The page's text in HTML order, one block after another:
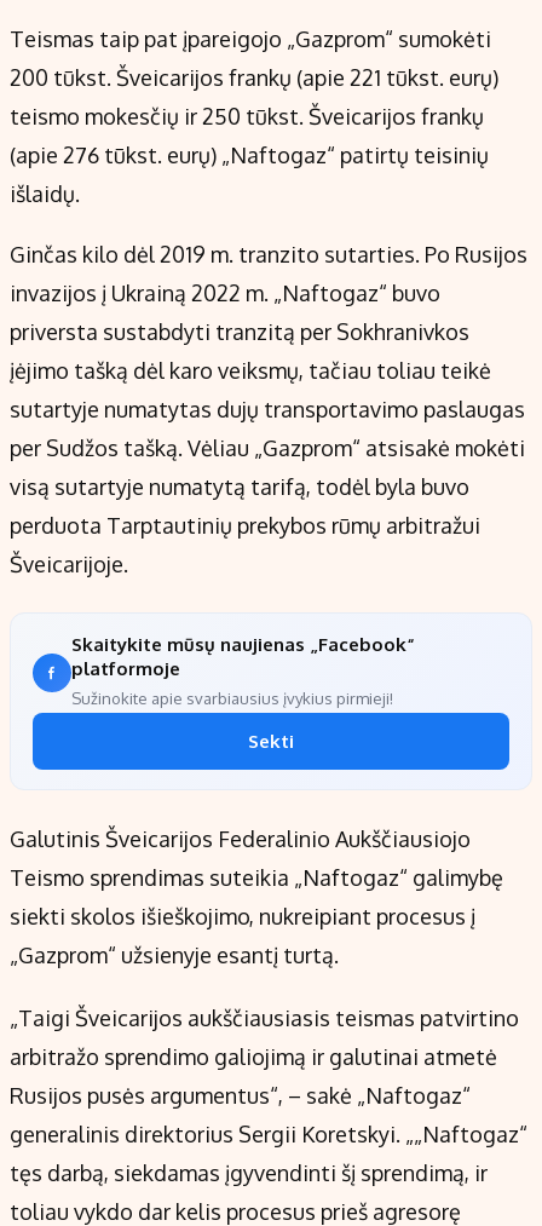
Teismas taip pat įpareigojo „Gazprom“ sumokėti
200 tūkst. Šveicarijos frankų (apie 221 tūkst. eurų)
teismo mokesčių ir 250 tūkst. Šveicarijos frankų
(apie 276 tūkst. eurų) „Naftogaz“ patirtų teisinių
išlaidų.
Ginčas kilo dėl 2019 m. tranzito sutarties. Po Rusijos
invazijos į Ukrainą 2022 m. „Naftogaz“ buvo
priversta sustabdyti tranzitą per Sokhranivkos
įėjimo tašką dėl karo veiksmų, tačiau toliau teikė
sutartyje numatytas dujų transportavimo paslaugas
per Sudžos tašką. Vėliau „Gazprom“ atsisakė mokėti
visą sutartyje numatytą tarifą, todėl byla buvo
perduota Tarptautinių prekybos rūmų arbitražui
Šveicarijoje.
Skaitykite mūsų naujienas „Facebook“
platformoje
Sužinokite apie svarbiausius įvykius pirmieji!
Sekti
Galutinis Šveicarijos Federalinio Aukščiausiojo
Teismo sprendimas suteikia „Naftogaz“ galimybę
siekti skolos išieškojimo, nukreipiant procesus į
„Gazprom“ užsienyje esantį turtą.
„Taigi Šveicarijos aukščiausiasis teismas patvirtino
arbitražo sprendimo galiojimą ir galutinai atmetė
Rusijos pusės argumentus“, – sakė „Naftogaz“
generalinis direktorius Sergii Koretskyi. „„Naftogaz“
tęs darbą, siekdamas įgyvendinti šį sprendimą, ir
toliau vykdo dar kelis procesus prieš agresorę